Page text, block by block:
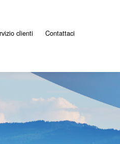
clienti Contattaci